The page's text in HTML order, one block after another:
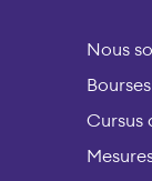
Nous
Cursus